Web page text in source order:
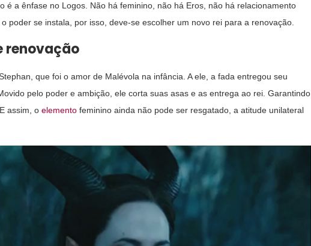
é a ênfase no Logos. Não há feminino, não há Eros, não há relacionamento
poder se instala, por isso, deve-se escolher um novo rei para a renovação.
renovação
que foi o amor de Malévola na infância. A ele, a fada entregou seu
pelo poder e ambição, ele corta suas asas e as entrega ao rei. Garantindo
assim, o elemento feminino ainda não pode ser resgatado, a atitude unilateral